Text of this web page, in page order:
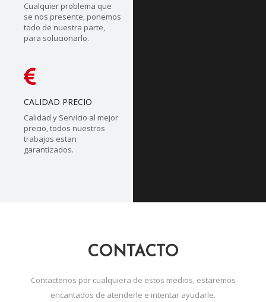
Cualquier problema que
se nos presente, ponemos
todo de nuestra parte,
para solucionarlo.
CALIDAD PRECIO
Calidad y Servicio al mejor
precio, todos nuestros
trabajos estan
garantizados.
CONTACTO
Contactenos por cualquiera de estos medios, estaremos
encantados de atenderle e intentar ayudarle.